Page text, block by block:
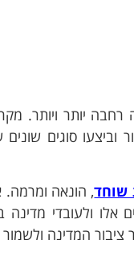
רחבה יותר ויותר.
וביצעו סוגים
שוחד, הונאה ומרמה.
אלו ולעובדי
המדינה ולשמור